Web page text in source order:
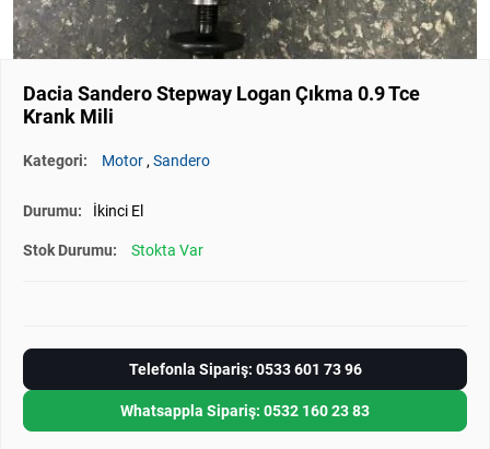
Dacia Sandero Stepway Logan Çıkma 0.9 Tce
Krank Mili
Kategori: Motor,Sandero
Durumu: İkinci El
Stok Durumu: Stokta Var
Telefonla Sipariş: 0533 601 73 96
Whatsappla Sipariş: 0532 160 23 83